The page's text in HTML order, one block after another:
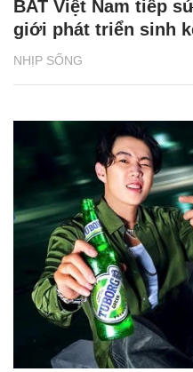
NHỊP SỐNG
BAT Việt Nam tiếp
giới phát triển sinh